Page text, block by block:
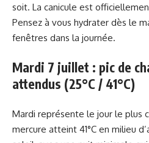
soit. La canicule est
Pensez à vous hydrater dès le
fenêtres dans la journée.
Mardi 7 juillet : pic de
attendus (25°C / 41°C)
Mardi représente le jour le plus
mercure atteint 41°C en milieu